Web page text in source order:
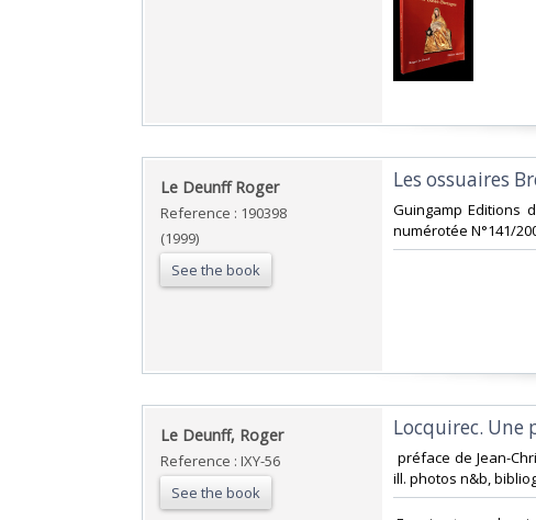
‎Le Deunff Roger‎
Reference : 190398
(1999)
See the book
‎Les ossuaires
‎Guingamp Editions
numérotée N°141/
‎Le Deunff, Roger‎
Reference : IXY-56
See the book
‎Locquirec. Une
préface de Jean-
ill. photos n&b,